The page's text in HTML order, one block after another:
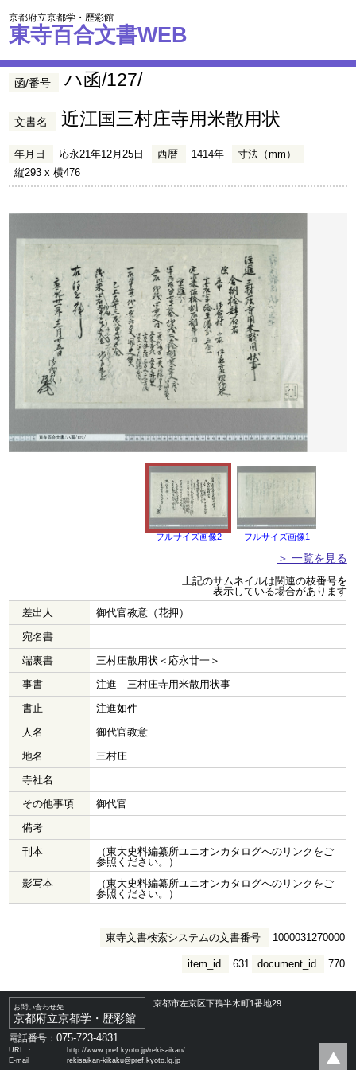
京都府立京都学・歴彩館
東寺百合文書WEB
函/番号 ハ函/127/
文書名 近江国三村庄寺用米散用状
年月日 応永21年12月25日 西暦 1414年
寸法（mm）
縦293 x 横476
フルサイズ画像2 フルサイズ画像1
＞ 一覧を見る
上記のサムネイルは関連の枝番号を
表示している場合があります
差出人
御代官教意（花押）
宛名書
端裏書
三村庄散用状＜応永廿一＞
事書
注進 三村庄寺用米散用状事
書止
注進如件
人名
御代官教意
地名
三村庄
寺社名
その他事項
御代官
備考
刊本
（東大史料編纂所ユニオンカタログへのリンクをご
参照ください。）
影写本
（東大史料編纂所ユニオンカタログへのリンクをご
参照ください。）
東寺文書検索システムの文書番号 1000031270000
document_id 770
item_id 631
お問い合わせ先
京都府立京都学・歴彩館
京都市左京区下鴨半木町1番地29
電話番号：075-723-4831
URL ：
http://www.pref.kyoto.jp/rekisaikan/
E-mail：
rekisaikan-kikaku@pref.kyoto.lg.jp